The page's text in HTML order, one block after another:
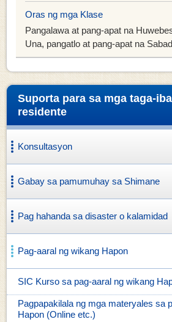
Oras ng mga Klase
Pangalawa at pang-apat na
Una, pangatlo at pang-apat na
Suporta para sa mga taga-
residente
Konsultasyon
Gabay sa pamumuhay sa Shimane
Pag hahanda sa disaster o kalamidad
Pag-aaral ng wikang Hapon
SIC Kurso sa pag-aaral ng wikang
Pagpapakilala ng mga materyales sa
Hapon (Online etc.)